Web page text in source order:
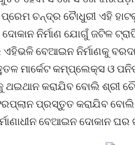
ଚନ୍ଦ୍ର ଚୋୖଧୁରୀ ଏହି
ନିର୍ମାଣ ଯୋଗୁଁ ଜଟିଳ
ବେଆଇନ ନିର୍ମାଣକୁ
ମାର୍କେଟ କମ୍ପ୍ଲେକ୍ସ ଓ
ଥଇଥାନ କରାଯିବ ବୋଲି ଶ୍ରୀ
ପ୍ରସ୍ତୁତ କରାଯିବ ବୋଲି
ବେଆଇନ ଦୋକାନ